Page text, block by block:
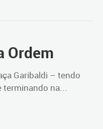
Ordem
Garibaldi – tendo
terminando na...